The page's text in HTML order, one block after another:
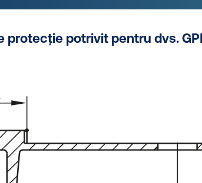
protecție potrivit pentru dvs.